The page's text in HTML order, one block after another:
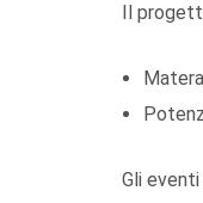
Il
Gli